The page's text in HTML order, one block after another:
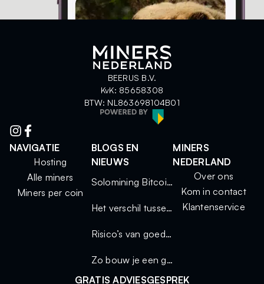
BEERUS B.V.
KvK: 85658308
BTW: NL863698104B01
NAVIGATIE
Hosting
Alle miners
Miners per coin
BLOGS EN
NIEUWS
Solomining Bitcoin 2025: kleine miners, grote kansen
Het verschil tussen solo mining en mining via een pool
Risico’s van goedkope miners
Zo bouw je een geluidsdichte miningkast voor thuisgebruik
MINERS
NEDERLAND
Over ons
Kom in contact
Klantenservice
GRATIS ADVIESGESPREK